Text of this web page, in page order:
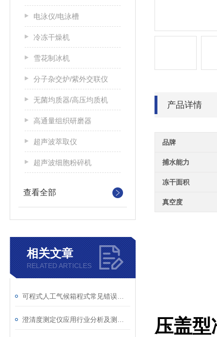
电泳仪/电泳槽
冷冻干燥机
雪花制冰机
分子杂交炉/紫外交联仪
无菌均质器/高压均质机
高通量组织研磨器
超声波萃取仪
超声波细胞粉碎机
查看全部
相关文章
RELATED ARTICLES
产品详情
品牌
捕水能力
冻干面积
真空度
压盖